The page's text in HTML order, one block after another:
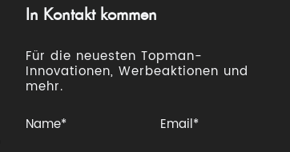
In Kontakt kommen
Für die neuesten Topman-
Innovationen, Werbeaktionen und
mehr.